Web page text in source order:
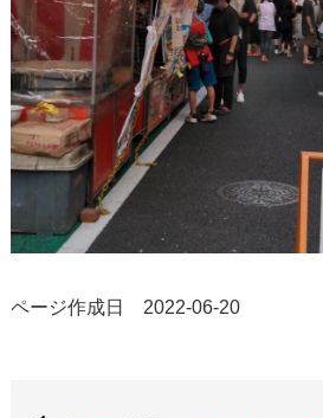
ページ作成日 2022-06-20